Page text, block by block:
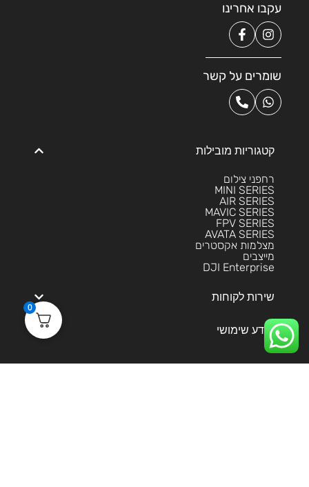
עקבו אחרינו
שומרים על קשר
קטגוריות מובילות
רחפני צילום
MINI SERIES
AIR SERIES
MAVIC SERIES
FPV SERIES
AVATA SERIES
מצלמות אקסטרים
מייצבים
DJI Enterprise
שירות לקוחות
מידע שימושי
0